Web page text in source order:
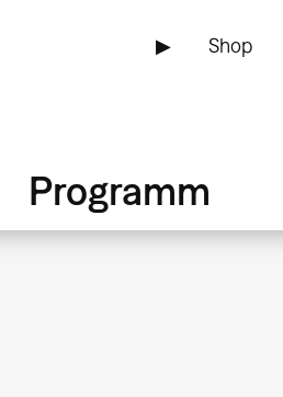
▶ Shop
Programm